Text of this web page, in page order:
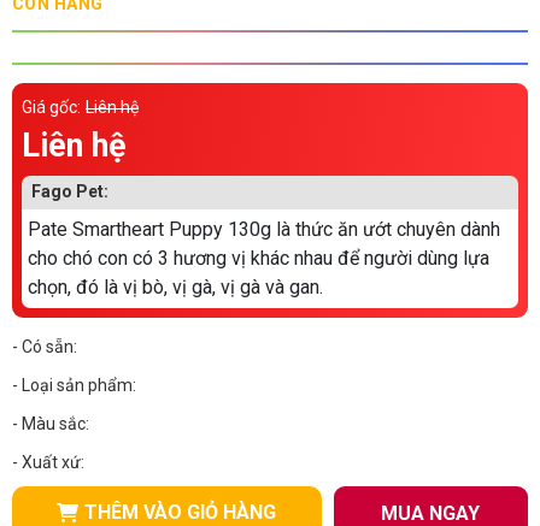
spa cho thú cưng
Thông tin về mèo
CHÍNH SÁCH
Chính sách mua hàng
Chính sách bảo hành Chính sách bảo mật
Chính sách đổi trả
LIÊN HỆ
0929894774
Giá gốc: Liên hệ
Liên hệ
Fago Pet:
Pate Smartheart Puppy 130g là thức ăn ướt chuyên dành
cho chó con có 3 hương vị khác nhau để người dùng lựa
chọn, đó là vị bò, vị gà, vị gà và gan.
- Có sẵn:
- Loại sản phẩm:
- Màu sắc:
- Xuất xứ:
THÊM VÀO GIỎ HÀNG MUA NGAY